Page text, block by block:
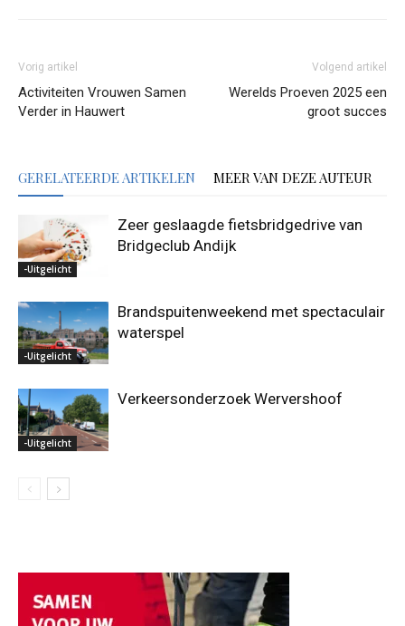
Vorig artikel
Activiteiten Vrouwen Samen
Verder in Hauwert
Volgend artikel
Werelds Proeven 2025 een
groot succes
GERELATEERDE ARTIKELEN MEER VAN DEZE AUTEUR
-Uitgelicht
Zeer geslaagde fietsbridgedrive van
Bridgeclub Andijk
-Uitgelicht
Brandspuitenweekend met spectaculair
waterspel
-Uitgelicht
Verkeersonderzoek Wervershoof